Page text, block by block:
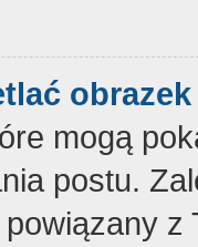
mogą
postu.
z